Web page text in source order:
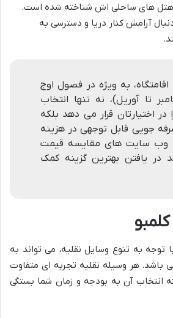
هتل های ساحلی اش شناخته شده است.
آرامش کنار دریا و دسترسی به
اقامتگاه، به ویژه در فصول اوج
تا آوریل)، نه تنها انتخاب
اختیارتان قرار می دهد بلکه
جویی قابل توجهی در هزینه
وب سایت های مقایسه قیمت
در یافتن بهترین گزینه کمک
توجه به تنوع وسایل نقلیه، می تواند به
باشد. هر وسیله نقلیه تجربه ای متفاوت
انتخاب آن به بودجه و زمان شما بستگی